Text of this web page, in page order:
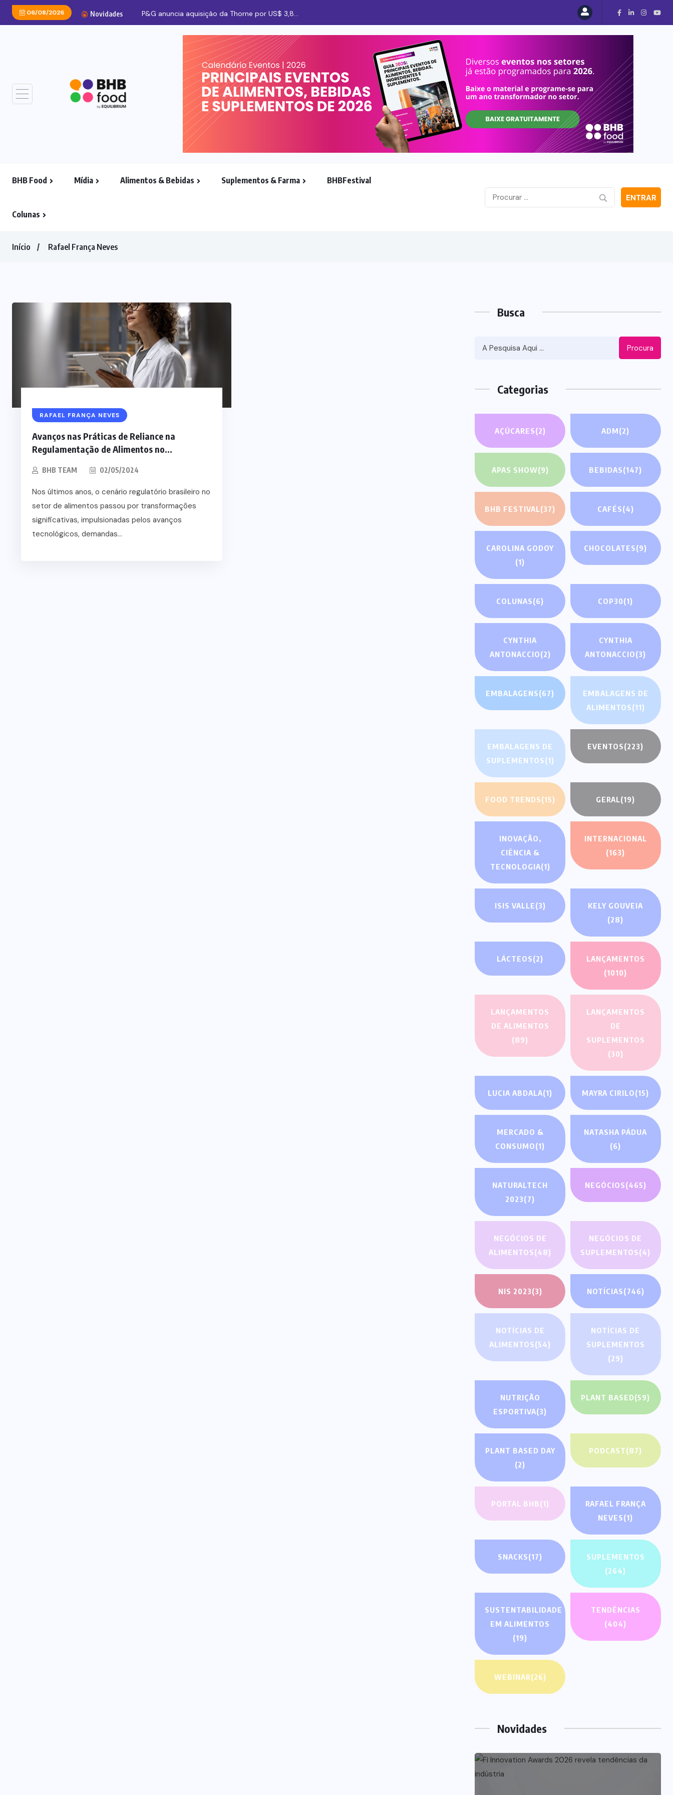
06/08/2026 Novidades
BHB Food Mídia Alimentos & Bebidas Suplementos & Farma BHBFestival
Colunas
ENTRAR
Início Rafael França Neves
RAFAEL FRANÇA NEVES
Avanços nas Práticas de Reliance na
Regulamentação de Alimentos no...
BHB TEAM 02/05/2024
Nos últimos anos, o cenário regulatório brasileiro no
setor de alimentos passou por transformações
significativas, impulsionadas pelos avanços
tecnológicos, demandas...
Busca
Procura
Categorias
AÇÚCARES(2) ADM(2)
APAS SHOW(9) BEBIDAS(147)
BHB FESTIVAL(37) CAFÉS(4)
CAROLINA GODOY
(1)
CHOCOLATES(9)
COLUNAS(6) COP30(1)
CYNTHIA
ANTONACCIO(2)
CYNTHIA
ANTONACCIO(3)
EMBALAGENS(67)
EMBALAGENS DE
ALIMENTOS(11)
EMBALAGENS DE
SUPLEMENTOS(1)
EVENTOS(223)
FOOD TRENDS(15) GERAL(19)
INOVAÇÃO,
CIÊNCIA &
TECNOLOGIA(1)
INTERNACIONAL
(163)
ISIS VALLE(3)
KELY GOUVEIA
(28)
LÁCTEOS(2)
LANÇAMENTOS
(1010)
LANÇAMENTOS
DE ALIMENTOS
(89)
LANÇAMENTOS
DE
SUPLEMENTOS
(30)
LUCIA ABDALA(1) MAYRA CIRILO(15)
MERCADO &
CONSUMO(1)
NATASHA PÁDUA
(6)
NATURALTECH
2023(7)
NEGÓCIOS(465)
NEGÓCIOS DE
ALIMENTOS(48)
NEGÓCIOS DE
SUPLEMENTOS(4)
NIS 2023(3) NOTÍCIAS(746)
NOTÍCIAS DE
ALIMENTOS(54)
NOTÍCIAS DE
SUPLEMENTOS
(29)
NUTRIÇÃO
ESPORTIVA(3)
PLANT BASED(59)
PLANT BASED DAY
(2)
PODCAST(87)
PORTAL BHB(1)
RAFAEL FRANÇA
NEVES(1)
SNACKS(17)
SUPLEMENTOS
(264)
SUSTENTABILIDADE
EM ALIMENTOS
(19)
TENDÊNCIAS
(404)
WEBINAR(26)
Novidades